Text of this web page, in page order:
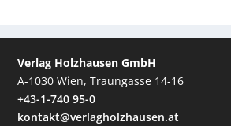
Verlag Holzhausen GmbH
A-1030 Wien, Traungasse 14-16
+43-1-740 95-0
kontakt@verlagholzhausen.at